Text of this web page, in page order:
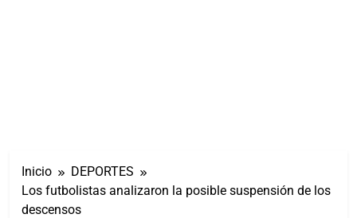
Inicio
DEPORTES
Los futbolistas analizaron la posible suspensión de los
descensos